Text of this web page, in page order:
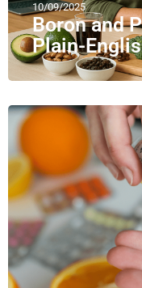
10/09/2025
Boron and
Plain-